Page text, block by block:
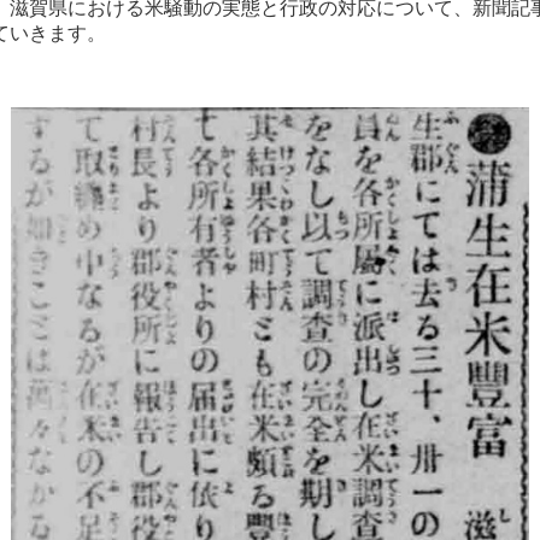
賀県における米騒動の実態と行政の対応について、新聞記
きます。